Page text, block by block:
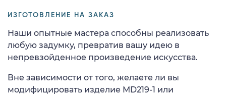
ИЗГОТОВЛЕНИЕ НА ЗАКАЗ
Наши опытные мастера способны реализовать
любую задумку, превратив вашу идею в
непревзойденное произведение искусства.
Вне зависимости от того, желаете ли вы
модифицировать изделие MD219-1 или